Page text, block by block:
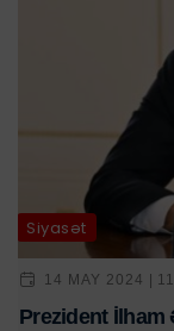
Siyasət
14 MAY 2024 |
Prezident